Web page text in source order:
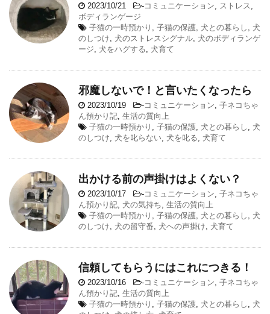
2023/10/21 -コミュニケーション ストレス
ボディランゲージ
子猫の一時預かり
子猫の保護 犬との暮らし
犬
のしつけ
犬のストレスシグナル 犬のボディランゲ
ージ
犬をハグする 犬育て
邪魔しないで！と言いたくなったら
2023/10/19 -コミュニケーション 子ネコちゃ
ん預かり記 生活の質向上
子猫の一時預かり
子猫の保護 犬との暮らし
犬
のしつけ
犬を叱らない 犬を叱る 犬育て
出かける前の声掛けはよくない？
2023/10/17 -コミュニケーション 子ネコちゃ
ん預かり記 犬の気持ち 生活の質向上
子猫の一時預かり
子猫の保護 犬との暮らし
犬
のしつけ
犬の留守番 犬への声掛け 犬育て
信頼してもらうにはこれにつきる！
2023/10/16 -コミュニケーション 子ネコちゃ
ん預かり記 生活の質向上
子猫の一時預かり
子猫の保護 犬との暮らし
犬